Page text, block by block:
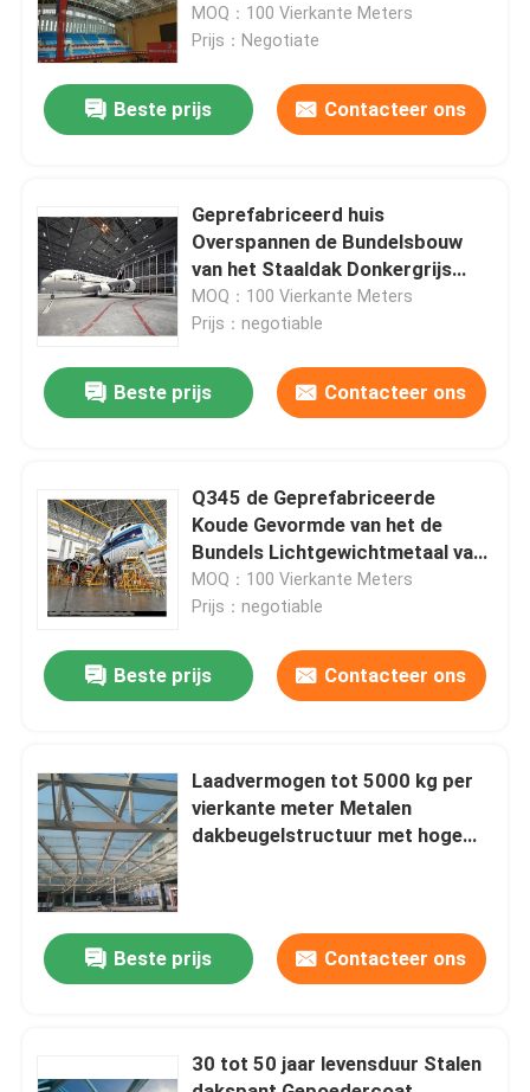
Huis
Ongeveer ons
Kwaliteitscontrole
Contacteer ons
Nieuws
Gevallen
Ruimtekaderbundel
Hellingsdak
MOQ：100 Vierkante Meters
Prijs：Negotiate
Beste prijs Contacteer ons
Geprefabriceerd huis
Overspannen de Bundelsbouw
van het Staaldak Donkergrijs
voor Luchthavenstadion
MOQ：100 Vierkante Meters
Prijs：negotiable
Beste prijs Contacteer ons
Q345 de Geprefabriceerde
Koude Gevormde van het de
Bundels Lichtgewichtmetaal van
het Staaldak Bundels GB
MOQ：100 Vierkante Meters
Prijs：negotiable
Beste prijs Contacteer ons
Laadvermogen tot 5000 kg per
vierkante meter Metalen
dakbeugelstructuur met hoge
Beste prijs Contacteer ons
30 tot 50 jaar levensduur Stalen